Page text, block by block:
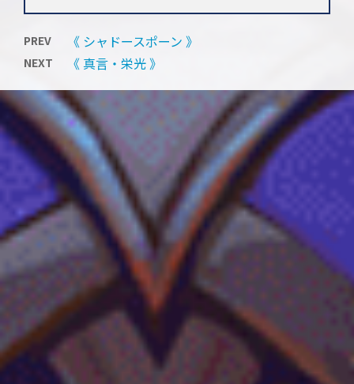
PREV 《 シャドースポーン 》
NEXT 《 真言・栄光 》